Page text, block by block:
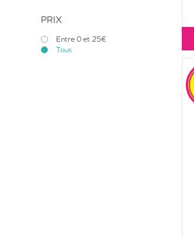
PRIX
Entre 0 et 25€
Tous